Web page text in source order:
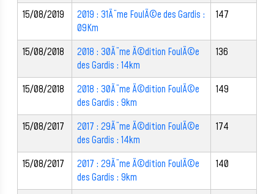
15/08/2019
2019 : 31Ã¨me FoulÃ©e des Gardis :
09Km
147
15/08/2018
2018 : 30Ã¨me Ã©dition FoulÃ©e
des Gardis : 14km
136
15/08/2018
2018 : 30Ã¨me Ã©dition FoulÃ©e
des Gardis : 9km
149
15/08/2017
2017 : 29Ã¨me Ã©dition FoulÃ©e
des Gardis : 14km
174
15/08/2017
2017 : 29Ã¨me Ã©dition FoulÃ©e
des Gardis : 9km
140